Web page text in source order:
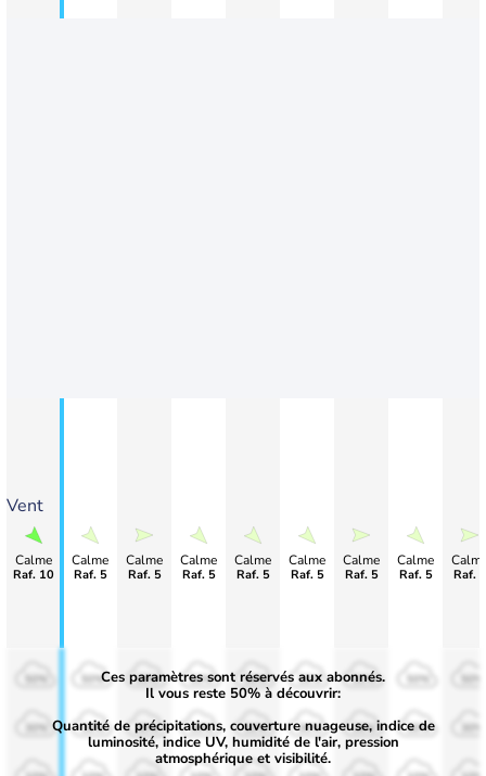
Vent
Calme
Raf. 10
Calme
Raf. 5
Calme
Raf. 5
Calme
Raf. 5
Calme
Raf. 5
Calme
Raf. 5
Calme
Raf. 5
Calme
Raf. 5 Raf. 5
50%
30%
50%
30%
50%
30%
50%
30%
50%
30%
50%
30%
50%
30%
Ces paramètres sont réservés aux abonnés.
Il vous reste 50% à découvrir:
Quantité de précipitations, couverture nuageuse, indice de
luminosité, indice UV, humidité de l'air, pression
atmosphérique et visibilité.